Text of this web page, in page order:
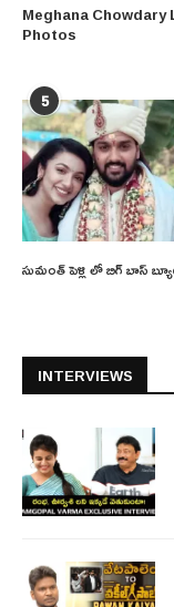
Meghana Chowdary
Photos
5
సుమంత్ పెళ్లి లో బిగ్ బాస్
INTERVIEWS